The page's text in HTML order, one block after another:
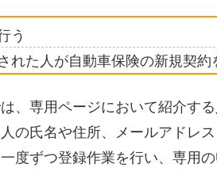
う
れた人が自動車保険の新規契約
、専用ページにおいて紹介す
の氏名や住所、メールアドレ
度ずつ登録作業を行い、専用